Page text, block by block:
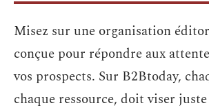
Misez sur une organisation
conçue pour répondre aux
vos prospects. Sur B2Btoday,
chaque ressource, doit viser